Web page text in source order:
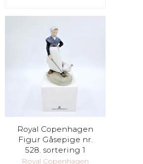
Royal Copenhagen
Figur Gåsepige nr.
528. sortering 1
Royal Copenhagen